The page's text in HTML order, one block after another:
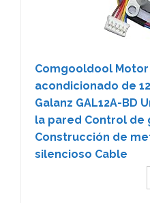
Comgooldool
acondicionado de
Galanz GAL12A-BD
la pared Control de
Construcción de
silencioso Cable